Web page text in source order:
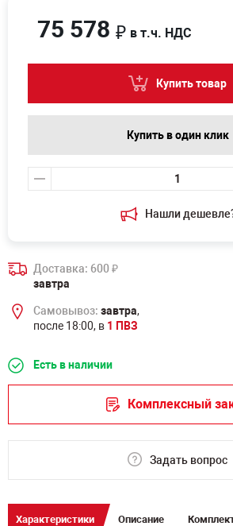
Нашли
75 578 ₽ в т.ч. НДС
Купить товар
Купить в один клик
Доставка: 600₽
завтра
Самовывоз: завтра,
после 18:00, в 1 ПВЗ
Есть в наличии
Комплексный
Задать вопрос
Характеристики Описание